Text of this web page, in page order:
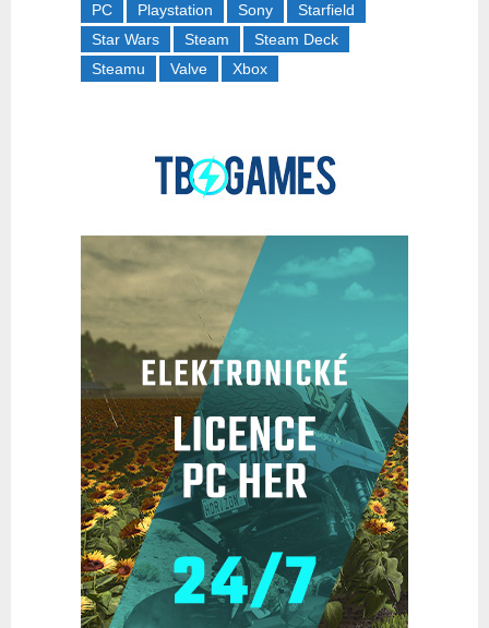
PC
Playstation Sony
Starfield
Star Wars
Steam
Steam Deck
Steamu
Valve Xbox